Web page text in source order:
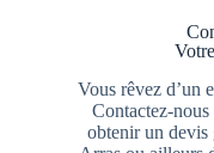
Vous rêvez d’un
Contactez-
obtenir un